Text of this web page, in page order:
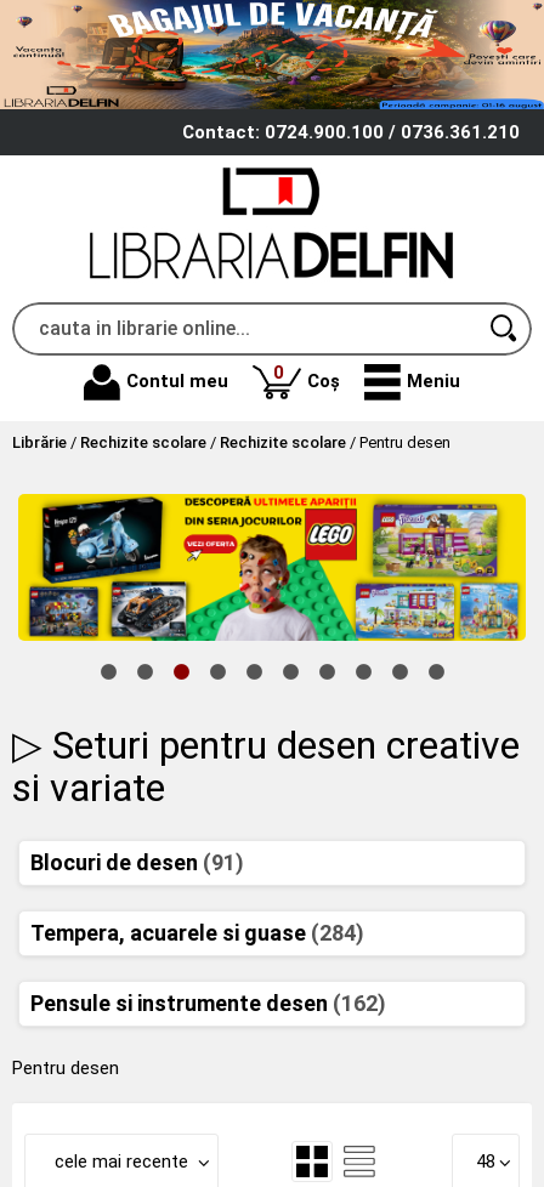
Contact: 0724.900.100 / 0736.361.210
Contul meu 0produse
Coș Meniu
Librărie / Rechizite scolare / Rechizite scolare / Pentru desen
▷ Seturi pentru desen creative
si variate
Blocuri de desen (91)
Tempera, acuarele si guase (284)
Pensule si instrumente desen (162)
Pentru desen
cele mai recente 48